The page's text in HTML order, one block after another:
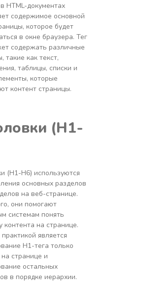
HTML-документах
содержимое основной
которое будет
в окне браузера. Тег
содержать различные
такие как текст,
таблицы, списки и
которые
контент страницы.
(H1-
(H1-H6) используются
основных разделов
на веб-странице.
они помогают
системам понять
контента на странице.
является
H1-тега только
странице и
остальных
в порядке иерархии.